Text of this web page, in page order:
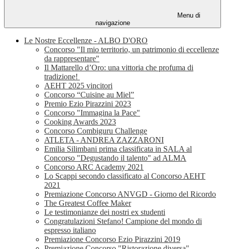
Menu di
navigazione
Le Nostre Eccellenze - ALBO D'ORO
Concorso "Il mio territorio, un patrimonio di eccellenze
da rappresentare"
Il Mattarello d’Oro: una vittoria che profuma di
tradizione!
AEHT 2025 vincitori
Concorso “Cuisine au Miel”
Premio Ezio Pirazzini 2023
Concorso "Immagina la Pace"
Cooking Awards 2023
Concorso Combiguru Challenge
ATLETA - ANDREA ZAZZARONI
Emilia Silimbani prima classificata in SALA al
Concorso "Degustando il talento" ad ALMA
Concorso ARC Academy 2021
Lo Scappi secondo classificato al Concorso AEHT
2021
Premiazione Concorso ANVGD - Giorno del Ricordo
The Greatest Coffee Maker
Le testimonianze dei nostri ex studenti
Congratulazioni Stefano! Campione del mondo di
espresso italiano
Premiazione Concorso Ezio Pirazzini 2019